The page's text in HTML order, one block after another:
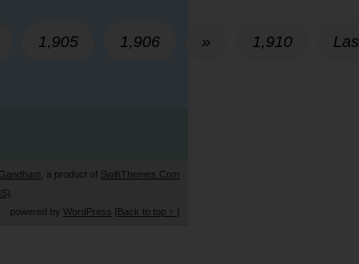
1,905 1,906 » 1,910
, a product of SwiftThemes.Com
powered by WordPress [Back to top ↑ ]